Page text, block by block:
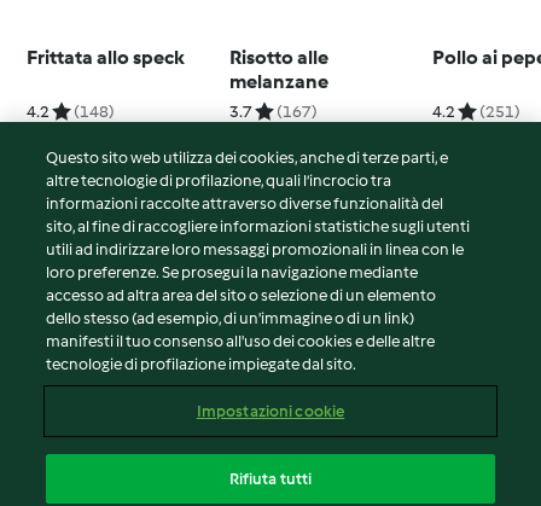
Frittata allo speck
4.2 (148)
Risotto alle
melanzane
3.7 (167)
Pollo ai
4.2 (251)
© Copyright 2026
Termini del servizio
Informativa sulla privacy
Avvertenze generali
Note legali
Contenuto del rapporto
Dichiarazione di accessibilità
Questo sito web utilizza dei cookies, anche di terze parti, e
altre tecnologie di profilazione, quali l’incrocio tra
informazioni raccolte attraverso diverse funzionalità del
sito, al fine di raccogliere informazioni statistiche sugli utenti
utili ad indirizzare loro messaggi promozionali in linea con le
loro preferenze. Se prosegui la navigazione mediante
accesso ad altra area del sito o selezione di un elemento
dello stesso (ad esempio, di un'immagine o di un link)
manifesti il tuo consenso all'uso dei cookies e delle altre
tecnologie di profilazione impiegate dal sito.
Impostazioni cookie
Rifiuta tutti